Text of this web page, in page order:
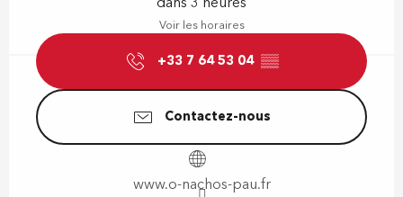
Voir les horaires
+33 7 64 53 04 ▒▒
Contactez-nous
www.o-nachos-pau.fr